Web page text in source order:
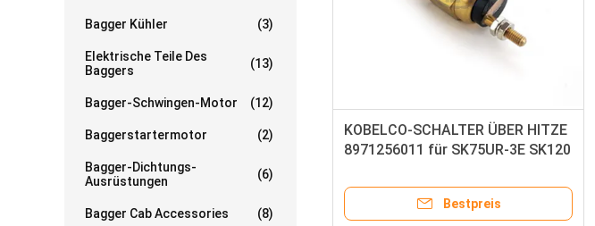
Bagger Kühler (3)
Elektrische Teile Des
Baggers
(13)
Bagger-Schwingen-Motor (12)
Baggerstartermotor (2)
Bagger-Dichtungs-
Ausrüstungen
(6)
Bagger Cab Accessories (8)
KOBELCO-SCHALTER ÜBER HITZE
8971256011 für SK75UR-3E SK120
6BG1T
Bestpreis